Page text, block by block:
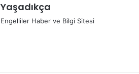
Yaşadıkça
Engelliler Haber ve Bilgi Sitesi